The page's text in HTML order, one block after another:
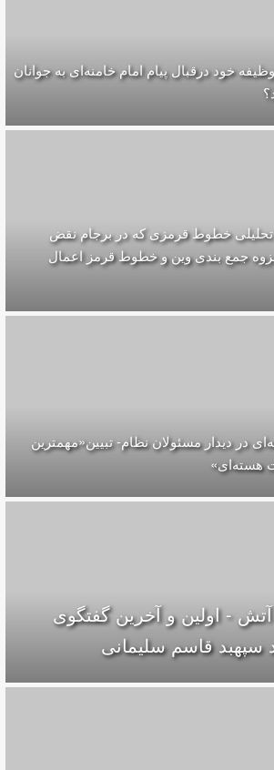
خود درقبال پیام امام خامنه‌ای به جوانان
خطوط قرمزی که در برجام نقض
جمع بندی وین و خطوط قرمز اعمال
در دیدار مسئولان نظام- تبیین«مهمترین
هسته‌ای»
آتش - اولین و آخرین گفتگوی
سپهبد قاسم سلیمانی